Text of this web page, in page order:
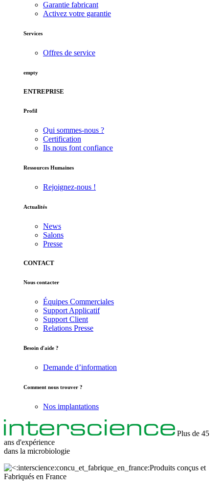
Garantie fabricant
Activez votre garantie
Services
Offres de service
empty
ENTREPRISE
Profil
Qui sommes-nous ?
Certification
Ils nous font confiance
Ressources Humaines
Rejoignez-nous !
Actualités
News
Salons
Presse
CONTACT
Nous contacter
Équipes Commerciales
Support Applicatif
Support Client
Relations Presse
Besoin d'aide ?
Demande d’information
Comment nous trouver ?
Nos implantations
Plus de 45
ans d'expérience
dans la microbiologie
Produits conçus et
Fabriqués en France